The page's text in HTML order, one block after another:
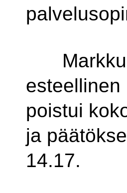
esteellinen
poistui
ja
14.17.